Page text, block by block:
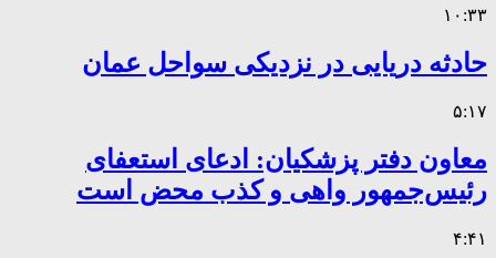
۱۰:۳۳
حادثه دریایی در نزدیکی سواحل عمان
۵:۱۷
معاون دفتر پزشکیان: ادعای استعفای
رئیس‌جمهور واهی و کذب محض است
۴:۴۱